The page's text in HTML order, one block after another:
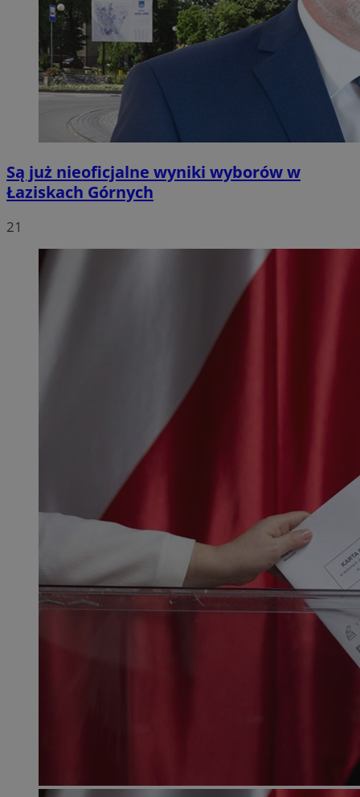
Są już nieoficjalne wyniki wyborów w
Łaziskach Górnych
21